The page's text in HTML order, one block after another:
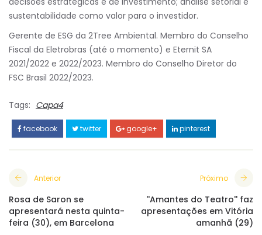
sustentabilidade como valor para o investidor.
Gerente de ESG da 2Tree Ambiental. Membro do Conselho
Fiscal da Eletrobras (até o momento) e Eternit SA
2021/2022 e 2022/2023. Membro do Conselho Diretor do
FSC Brasil 2022/2023.
Tags: Capa4
facebook twitter google+ pinterest
Anterior
Rosa de Saron se
apresentará nesta quinta-
feira (30), em Barcelona
Próximo
''Amantes do Teatro'' faz
apresentações em Vitória
amanhã (29)